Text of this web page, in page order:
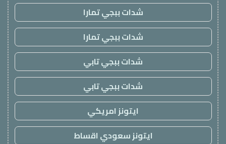
شدات ببجي تمارا
شدات ببجي تمارا
شدات ببجي تابي
شدات ببجي تابي
ايتونز امريكي
ايتونز سعودي اقساط